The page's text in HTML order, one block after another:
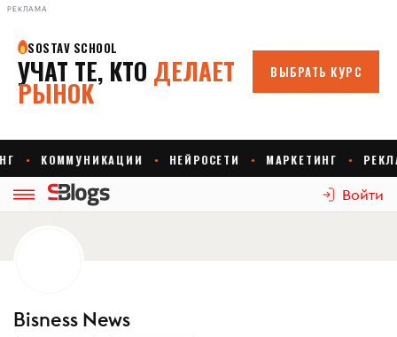
РЕКЛАМА
Войти
Bisness News